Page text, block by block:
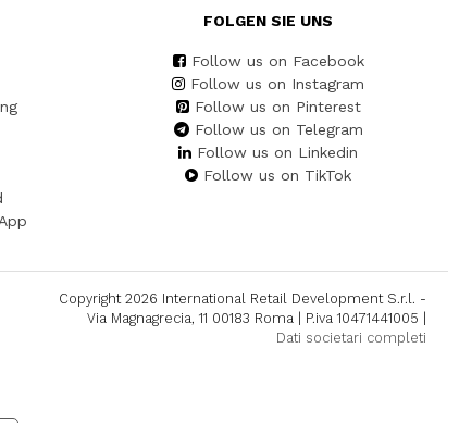
FOLGEN SIE UNS
Follow us on Facebook
Follow us on Instagram
Follow us on Pinterest
Follow us on Telegram
Follow us on Linkedin
Follow us on TikTok
Copyright 2026 International Retail Development S.r.l. -
Via Magnagrecia, 11 00183 Roma | P.iva 10471441005 |
Dati societari completi